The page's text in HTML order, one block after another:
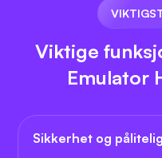
Viktige
Emulator
Sikkerhet og